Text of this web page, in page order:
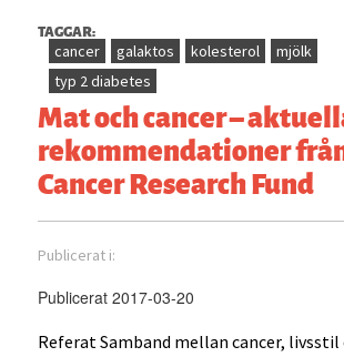
TAGGAR:
cancer galaktos kolesterol
mjölk
typ 2 diabetes
Mat och cancer –
rekommendationer
Cancer Research Fund
Publicerat i:
Publicerat 2017-03-20
Referat Samband mellan cancer,